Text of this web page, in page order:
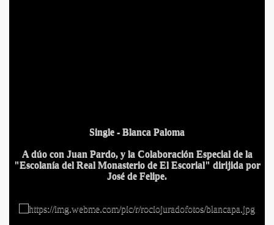
Single - Blanca Paloma
A dúo con Juan Pardo, y la Colaboración Especial de la
"Escolanía del Real Monasterio de El Escorial" dirijida por
José de Felipe.